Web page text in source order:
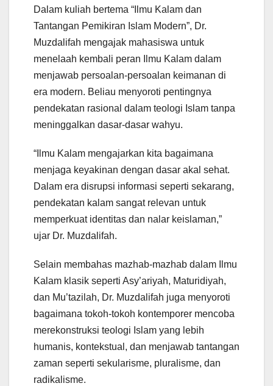
Dalam kuliah bertema “Ilmu Kalam dan
Tantangan Pemikiran Islam Modern”, Dr.
Muzdalifah mengajak mahasiswa untuk
menelaah kembali peran Ilmu Kalam dalam
menjawab persoalan-persoalan keimanan di
era modern. Beliau menyoroti pentingnya
pendekatan rasional dalam teologi Islam tanpa
meninggalkan dasar-dasar wahyu.
“Ilmu Kalam mengajarkan kita bagaimana
menjaga keyakinan dengan dasar akal sehat.
Dalam era disrupsi informasi seperti sekarang,
pendekatan kalam sangat relevan untuk
memperkuat identitas dan nalar keislaman,”
ujar Dr. Muzdalifah.
Selain membahas mazhab-mazhab dalam Ilmu
Kalam klasik seperti Asy’ariyah, Maturidiyah,
dan Mu’tazilah, Dr. Muzdalifah juga menyoroti
bagaimana tokoh-tokoh kontemporer mencoba
merekonstruksi teologi Islam yang lebih
humanis, kontekstual, dan menjawab tantangan
zaman seperti sekularisme, pluralisme, dan
radikalisme.